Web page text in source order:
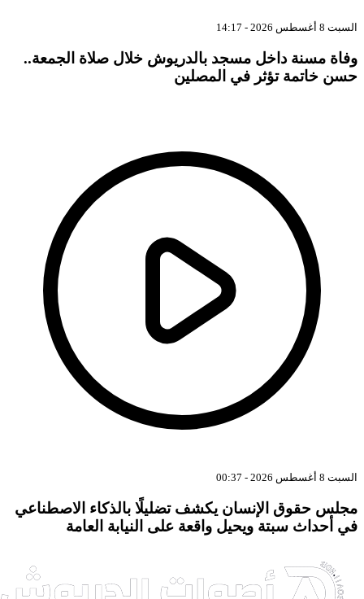
8 أغسطس 2026 - 14:17
مسنة داخل مسجد بالدريوش خلال صلاة الجمعة..
خاتمة تؤثر في المصلين
8 أغسطس 2026 - 00:37
حقوق الإنسان يكشف تضليلًا بالذكاء الاصطناعي
أحداث سبتة ويحيل واقعة على النيابة العامة